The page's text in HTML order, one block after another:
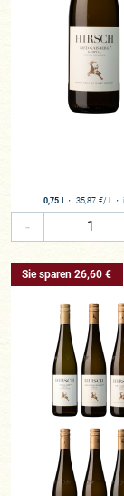
0,75 l ・ 35,87 €/ l ・
-
Sie sparen 26,60 €